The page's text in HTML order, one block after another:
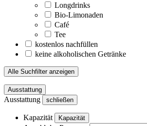
Longdrinks
Bio-Limonaden
Café
Tee
kostenlos nachfüllen
keine alkoholischen Getränke
Alle Suchfilter anzeigen
Ausstattung
Ausstattung schließen
Kapazität Kapazität